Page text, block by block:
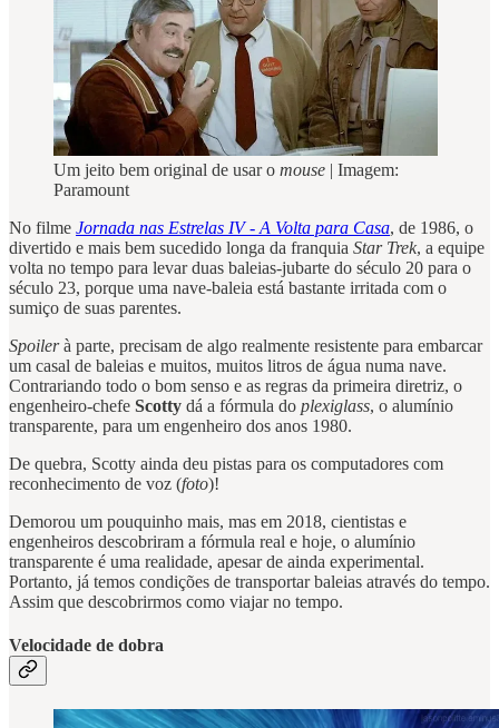
Um jeito bem original de usar o mouse | Imagem:
Paramount
No filme Jornada nas Estrelas IV - A Volta para Casa, de 1986, o
divertido e mais bem sucedido longa da franquia Star Trek, a equipe
volta no tempo para levar duas baleias-jubarte do século 20 para o
século 23, porque uma nave-baleia está bastante irritada com o
sumiço de suas parentes.
Spoilerà parte, precisam de algo realmente resistente para embarcar
um casal de baleias e muitos, muitos litros de água numa nave.
Contrariando todo o bom senso e as regras da primeira diretriz, o
engenheiro-chefe Scotty dá a fórmula do plexiglass, o alumínio
transparente, para um engenheiro dos anos 1980.
De quebra, Scotty ainda deu pistas para os computadores com
reconhecimento de voz (foto)!
Demorou um pouquinho mais, mas em 2018, cientistas e
engenheiros descobriram a fórmula real e hoje, o alumínio
transparente é uma realidade, apesar de ainda experimental.
Portanto, já temos condições de transportar baleias através do tempo.
Assim que descobrirmos como viajar no tempo.
Velocidade de dobra